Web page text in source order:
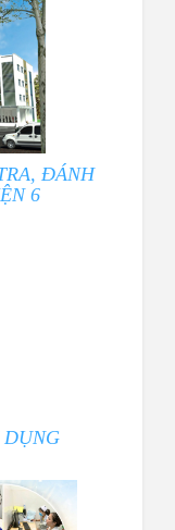
ĐÁNH
6
DỤNG